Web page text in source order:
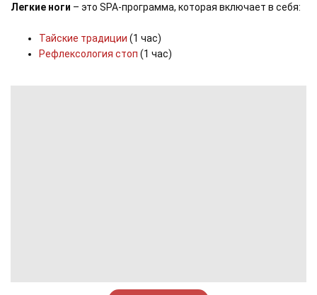
Легкие ноги – это SPA-программа, которая включает в себя:
Тайские традиции (1 час)
Рефлексология стоп (1 час)